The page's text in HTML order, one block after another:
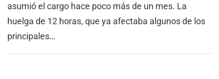
asumió el cargo hace poco más de un mes. La
huelga de 12 horas, que ya afectaba algunos de los
principales…